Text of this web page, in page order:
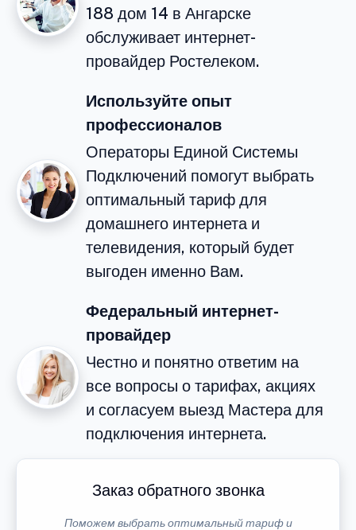
188 дом 14 в Ангарске
обслуживает интернет-
провайдер Ростелеком.
Используйте опыт
профессионалов
Операторы Единой Системы
Подключений помогут выбрать
оптимальный тариф для
домашнего интернета и
телевидения, который будет
выгоден именно Вам.
Федеральный интернет-
провайдер
Честно и понятно ответим на
все вопросы о тарифах, акциях
и согласуем выезд Мастера для
подключения интернета.
Заказ обратного звонка
Поможем выбрать оптимальный тариф и